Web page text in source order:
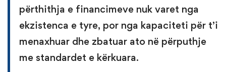
përthithja e financimeve nuk varet nga
ekzistenca e tyre, por nga kapaciteti për t’i
menaxhuar dhe zbatuar ato në përputhje
me standardet e kërkuara.